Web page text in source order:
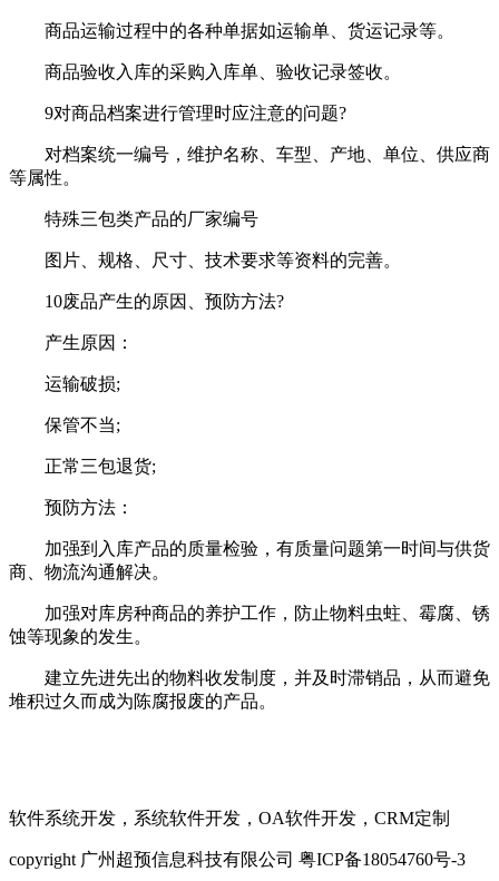
商品运输过程中的各种单据如运输单、货运记录等。
商品验收入库的采购入库单、验收记录签收。
9对商品档案进行管理时应注意的问题?
对档案统一编号，维护名称、车型、产地、单位、供应商
等属性。
特殊三包类产品的厂家编号
图片、规格、尺寸、技术要求等资料的完善。
10废品产生的原因、预防方法?
产生原因：
运输破损;
保管不当;
正常三包退货;
预防方法：
加强到入库产品的质量检验，有质量问题第一时间与供货
商、物流沟通解决。
加强对库房种商品的养护工作，防止物料虫蛀、霉腐、锈
蚀等现象的发生。
建立先进先出的物料收发制度，并及时滞销品，从而避免
堆积过久而成为陈腐报废的产品。
软件系统开发，系统软件开发，OA软件开发，CRM定制
copyright 广州超预信息科技有限公司 粤ICP备18054760号-3